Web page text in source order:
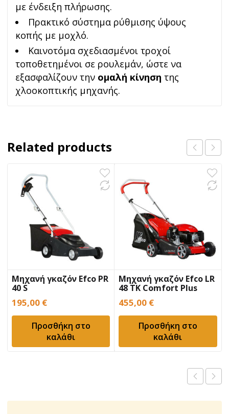
με ένδειξη πλήρωσης.
Πρακτικό σύστημα ρύθμισης ύψους
κοπής με μοχλό.
Καινοτόμα σχεδιασμένοι τροχοί
τοποθετημένοι σε ρουλεμάν, ώστε να
εξασφαλίζουν την ομαλή κίνηση της
χλοοκοπτικής μηχανής.
Related products
Μηχανή γκαζόν Efco PR
40 S
195,00 €
Προσθήκη στο
καλάθι
Μηχανή γκαζόν Efco LR
48 TK Comfort Plus
455,00 €
Προσθήκη στο
καλάθι